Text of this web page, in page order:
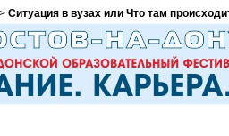
> Ситуация в вузах или Что там